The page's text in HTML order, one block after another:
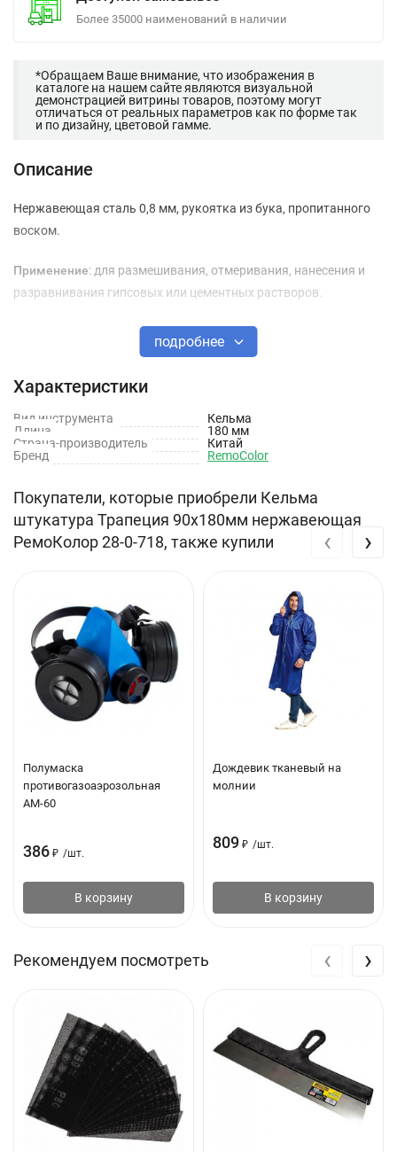
Более 35000 наименований в наличии
*Обращаем Ваше внимание, что изображения в
каталоге на нашем сайте являются визуальной
демонстрацией витрины товаров, поэтому могут
отличаться от реальных параметров как по форме так
и по дизайну, цветовой гамме.
Описание
Нержавеющая сталь 0,8 мм, рукоятка из бука, пропитанного
воском.
Применение: для размешивания, отмеривания, нанесения и
разравнивания гипсовых или цементных растворов.
подробнее
Характеристики
Вид инструмента
Кельма
Длина
180 мм
Страна-производитель
Китай
Бренд
RemoColor
Покупатели, которые приобрели Кельма
штукатура Трапеция 90х180мм нержавеющая
РемоКолор 28-0-718, также купили
Полумаска
противогазоаэрозольная
АМ-60
386 ₽ /шт.
В корзину
Дождевик тканевый на
молнии
809 ₽ /шт.
В корзину
‹ ›
Рекомендуем посмотреть ‹ ›